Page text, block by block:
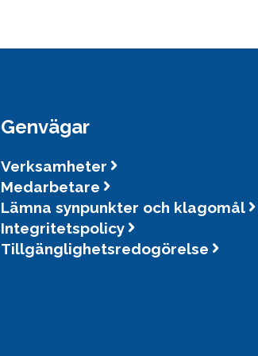
Genvägar
Verksamheter
Medarbetare
Lämna synpunkter och klagomål
Integritetspolicy
Tillgänglighetsredogörelse